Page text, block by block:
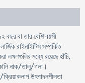
বছর বা তার বেশি বয়সী
রাইনাইটিস সম্পর্কিত
লক্ষণগুলির মধ্যে রয়েছে হাঁচি,
নাক/তালু/গলা।
ক্রিয়াকলাপ উৎপাদনশীলতা